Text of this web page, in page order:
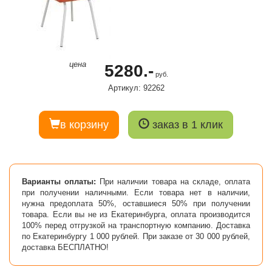
цена 5280.-руб.
Артикул: 92262
в корзину заказ в 1 клик
Варианты оплаты: При наличии товара на складе, оплата
при получении наличными. Если товара нет в наличии,
нужна предоплата 50%, оставшиеся 50% при получении
товара. Если вы не из Екатеринбурга, оплата производится
100% перед отгрузкой на транспортную компанию. Доставка
по Екатеринбургу 1 000 рублей. При заказе от 30 000 рублей,
доставка БЕСПЛАТНО!